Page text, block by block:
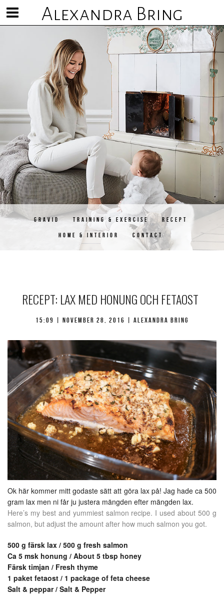
Alexandra Bring
Visa/göm
meny
GRAVID TRAINING & EXERCISE RECEPT
HOME & INTERIOR CONTACT
RECEPT: LAX MED HONUNG OCH FETAOST
15:09 | november 28, 2016 | Alexandra Bring
Ok här kommer mitt godaste sätt att göra lax på! Jag hade ca 500
gram lax men ni får ju justera mängden efter mängden lax.
Here’s my best and yummiest salmon recipe. I used about 500 g
salmon, but adjust the amount after how much salmon you got.
500 g färsk lax / 500 g fresh salmon
Ca 5 msk honung / About 5 tbsp honey
Färsk timjan / Fresh thyme
1 paket fetaost / 1 package of feta cheese
Salt & peppar / Salt & Pepper